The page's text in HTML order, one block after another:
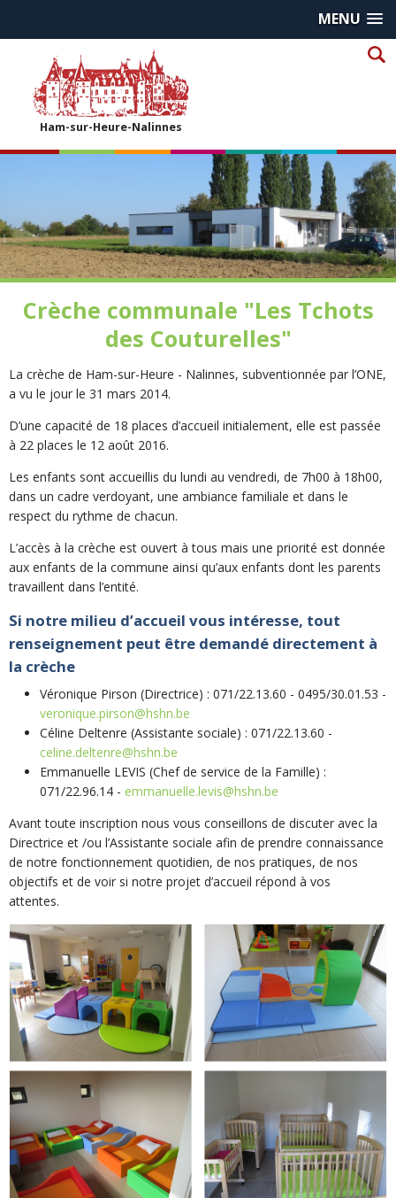
MENU
Ham-sur-Heure-Nalinnes
Crèche communale "Les Tchots
des Couturelles"
La crèche de Ham-sur-Heure - Nalinnes, subventionnée par l’ONE,
a vu le jour le 31 mars 2014.
D’une capacité de 18 places d’accueil initialement, elle est passée
à 22 places le 12 août 2016.
Les enfants sont accueillis du lundi au vendredi, de 7h00 à 18h00,
dans un cadre verdoyant, une ambiance familiale et dans le
respect du rythme de chacun.
L’accès à la crèche est ouvert à tous mais une priorité est donnée
aux enfants de la commune ainsi qu’aux enfants dont les parents
travaillent dans l’entité.
Si notre milieu d’accueil vous intéresse, tout
renseignement peut être demandé directement à
la crèche
Véronique Pirson (Directrice) : 071/22.13.60 - 0495/30.01.53 -
veronique.pirson@hshn.be
Céline Deltenre (Assistante sociale) : 071/22.13.60 -
celine.deltenre@hshn.be
Emmanuelle LEVIS (Chef de service de la Famille) :
071/22.96.14 - emmanuelle.levis@hshn.be
Avant toute inscription nous vous conseillons de discuter avec la
Directrice et /ou l’Assistante sociale afin de prendre connaissance
de notre fonctionnement quotidien, de nos pratiques, de nos
objectifs et de voir si notre projet d’accueil répond à vos
attentes.